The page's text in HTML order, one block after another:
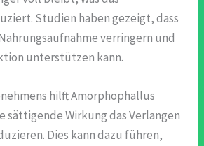
Studien haben gezeigt, dass
verringern und
unterstützen kann.
hilft Amorphophallus
sättigende Wirkung das Verlangen
Dies kann dazu führen,